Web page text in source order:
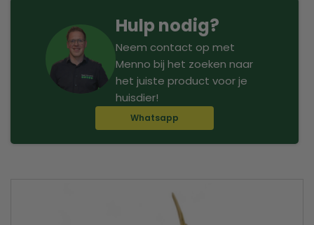
Hulp nodig?
Neem contact op met
Menno bij het zoeken naar
het juiste product voor je
huisdier!
Whatsapp